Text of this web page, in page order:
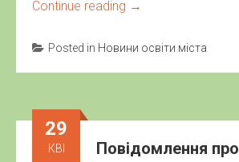
Continue reading →
Posted in Новини освіти міста
29
КВІ
Повідомлення про